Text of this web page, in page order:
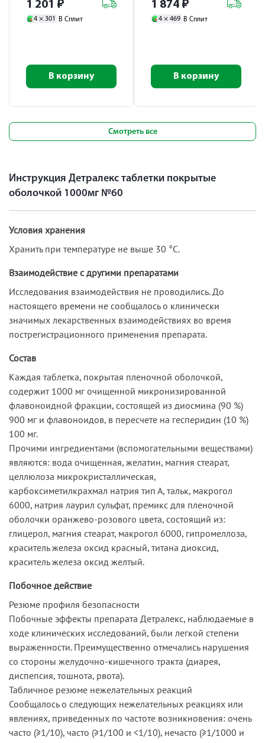
1 201 ₽
4 × 301 В Сплит
В корзину
1 874 ₽
4 × 469 В Сплит
В корзину
Смотреть все
Инструкция Детралекс таблетки покрытые
оболочкой 1000мг №60
Условия хранения
Хранить при температуре не выше 30 °С.
Взаимодействие с другими препаратами
Исследования взаимодействия не проводились. До
настоящего времени не сообщалось о клинически
значимых лекарственных взаимодействиях во время
пострегистрационного применения препарата.
Состав
Каждая таблетка, покрытая пленочной оболочкой,
содержит 1000 мг очищенной микронизированной
флавоноидной фракции, состоящей из диосмина (90 %)
900 мг и флавоноидов, в пересчете на гесперидин (10 %)
100 мг.
Прочими ингредиентами (вспомогательными веществами)
являются: вода очищенная, желатин, магния стеарат,
целлюлоза микрокристаллическая,
карбоксиметилкрахмал натрия тип А, тальк, макрогол
6000, натрия лаурил сульфат, премикс для пленочной
оболочки оранжево-розового цвета, состоящий из:
глицерол, магния стеарат, макрогол 6000, гипромеллоза,
краситель железа оксид красный, титана диоксид,
краситель железа оксид желтый.
Побочное действие
Резюме профиля безопасности
Побочные эффекты препарата Детралекс, наблюдаемые в
ходе клинических исследований, были легкой степени
выраженности. Преимущественно отмечались нарушения
со стороны желудочно-кишечного тракта (диарея,
диспепсия, тошнота, рвота).
Табличное резюме нежелательных реакций
Сообщалось о следующих нежелательных реакциях или
явлениях, приведенных по частоте возникновения: очень
часто (≥1/10), часто (≥1/100 и <1/10), нечасто (≥1/1000 и